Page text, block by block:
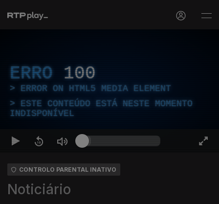
ERRO 100
ERROR ON HTML5 MEDIA ELEMENT
ESTE CONTEÚDO ESTÁ NESTE MOMENTO
INDISPONÍVEL
CONTROLO PARENTAL INATIVO
Noticiário